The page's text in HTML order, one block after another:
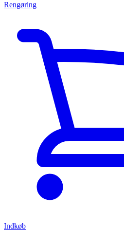
Rengøring
Indkøb